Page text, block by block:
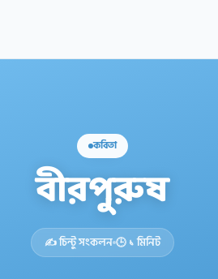
কবিতা
বীরপুরুষ
✍️ চিন্টু সংকলন 🕒 ১ মিনিট